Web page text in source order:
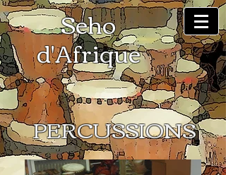
​Seho
d'Afrique
PERCUSSIONS